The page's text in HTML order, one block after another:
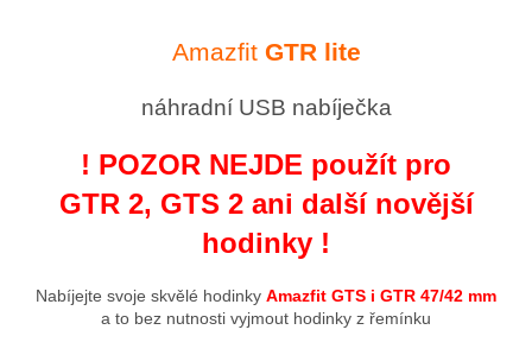
Amazfit GTR lite
náhradní USB nabíječka
! POZOR NEJDE použít pro
GTR 2, GTS 2 ani další novější
hodinky !
Nabíjejte svoje skvělé hodinky Amazfit GTS i GTR 47/42 mm
a to bez nutnosti vyjmout hodinky z řemínku